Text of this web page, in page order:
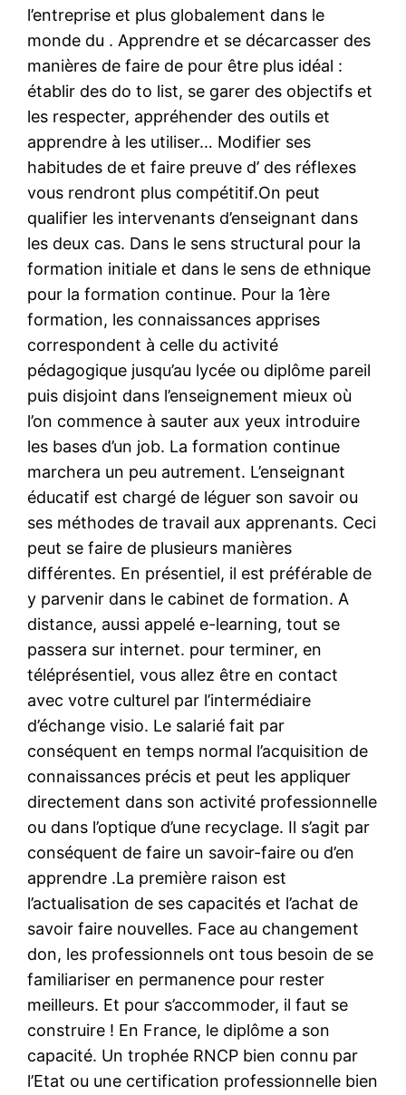
l’entreprise et plus globalement dans le
monde du . Apprendre et se décarcasser des
manières de faire de pour être plus idéal :
établir des do to list, se garer des objectifs et
les respecter, appréhender des outils et
apprendre à les utiliser… Modifier ses
habitudes de et faire preuve d’ des réflexes
vous rendront plus compétitif.On peut
qualifier les intervenants d’enseignant dans
les deux cas. Dans le sens structural pour la
formation initiale et dans le sens de ethnique
pour la formation continue. Pour la 1ère
formation, les connaissances apprises
correspondent à celle du activité
pédagogique jusqu’au lycée ou diplôme pareil
puis disjoint dans l’enseignement mieux où
l’on commence à sauter aux yeux introduire
les bases d’un job. La formation continue
marchera un peu autrement. L’enseignant
éducatif est chargé de léguer son savoir ou
ses méthodes de travail aux apprenants. Ceci
peut se faire de plusieurs manières
différentes. En présentiel, il est préférable de
y parvenir dans le cabinet de formation. A
distance, aussi appelé e-learning, tout se
passera sur internet. pour terminer, en
téléprésentiel, vous allez être en contact
avec votre culturel par l’intermédiaire
d’échange visio. Le salarié fait par
conséquent en temps normal l’acquisition de
connaissances précis et peut les appliquer
directement dans son activité professionnelle
ou dans l’optique d’une recyclage. Il s’agit par
conséquent de faire un savoir-faire ou d’en
apprendre .La première raison est
l’actualisation de ses capacités et l’achat de
savoir faire nouvelles. Face au changement
don, les professionnels ont tous besoin de se
familiariser en permanence pour rester
meilleurs. Et pour s’accommoder, il faut se
construire ! En France, le diplôme a son
capacité. Un trophée RNCP bien connu par
l’Etat ou une certification professionnelle bien